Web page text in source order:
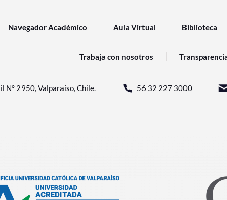
Navegador Académico Aula Virtual Biblioteca
Trabaja con nosotros
N° 2950, Valparaíso, Chile. 56 32 227 3000